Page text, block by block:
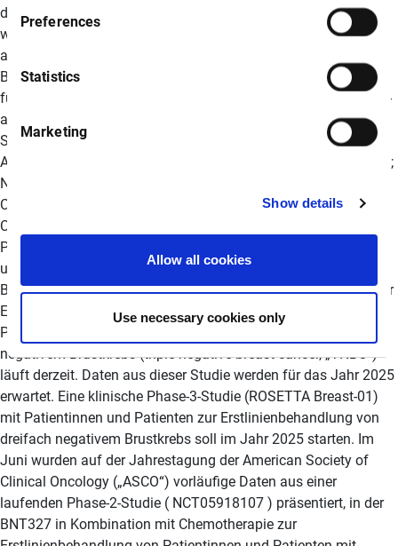
Preferences
Statistics
Marketing
Show details
Allow all cookies
Use necessary cookies only